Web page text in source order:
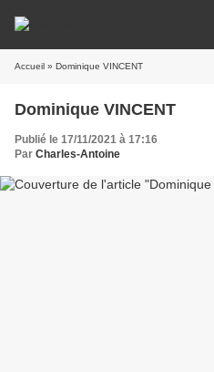
Accueil » Dominique VINCENT
Dominique VINCENT
Publié le 17/11/2021 à 17:16
Par Charles-Antoine